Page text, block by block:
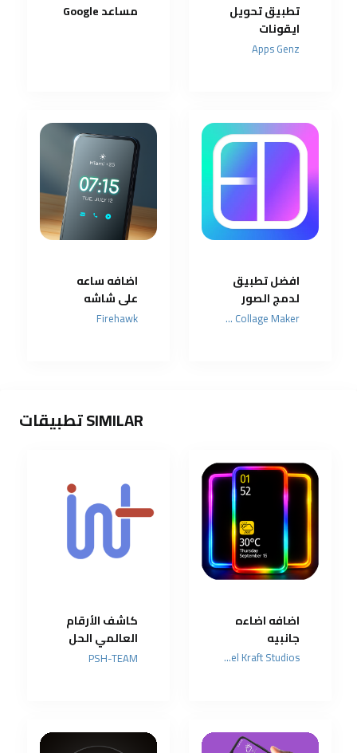
تطبيق تحويل
ايقونات
تليفونات
Apps Genz
مساعد Google
افضل تطبيق
لدمج الصور
باحترافية
Photo Editor & Collage Maker
اضافه ساعه
على شاشه
القفل واضافه
Firehawk
SIMILAR تطبيقات
اضافه اضاءه
جانبيه
Pixel Kraft Studios
كاشف الأرقام
العالمي الحل
الذكي ضد
PSH-TEAM